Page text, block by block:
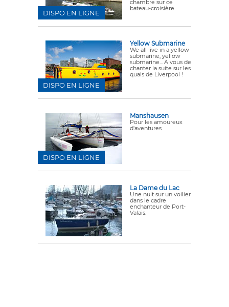
chambre sur ce
bateau-croisière.
DISPO EN LIGNE
Yellow Submarine
We all live in a yellow
submarine, yellow
submarine... A vous de
chanter la suite sur les
quais de Liverpool !
DISPO EN LIGNE
Manshausen
Pour les amoureux
d'aventures
DISPO EN LIGNE
La Dame du Lac
Une nuit sur un voilier
dans le cadre
enchanteur de Port-
Valais.